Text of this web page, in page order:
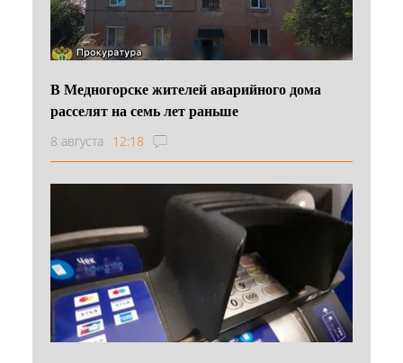
В Медногорске жителей аварийного дома
расселят на семь лет раньше
8 августа 12:18